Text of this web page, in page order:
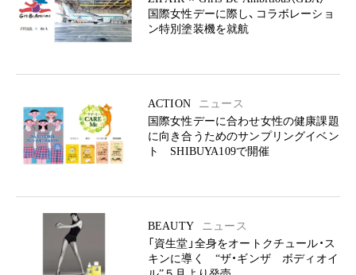
国際女性デーに際し、コラボレーショ
ン特別塗装機を就航
ACTION
ニュース
国際女性デーに合わせ女性の健康課題
に向き合うためのサンプリングイベン
ト SHIBUYA109で開催
BEAUTY
ニュース
「資生堂」全身をオートクチュール・ス
キンに導く “ザ・ギンザ ボディオイ